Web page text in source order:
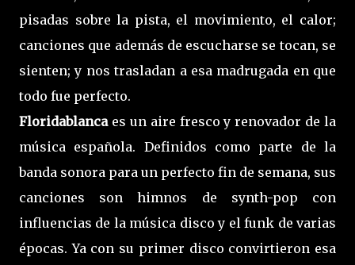
pisadas sobre la pista, el movimiento, el calor;
canciones que además de escucharse se tocan, se
sienten; y nos trasladan a esa madrugada en que
todo fue perfecto.
Floridablanca es un aire fresco y renovador de la
música española. Definidos como parte de la
banda sonora para un perfecto fin de semana, sus
canciones son himnos de synth-pop con
influencias de la música disco y el funk de varias
épocas. Ya con su primer disco convirtieron esa